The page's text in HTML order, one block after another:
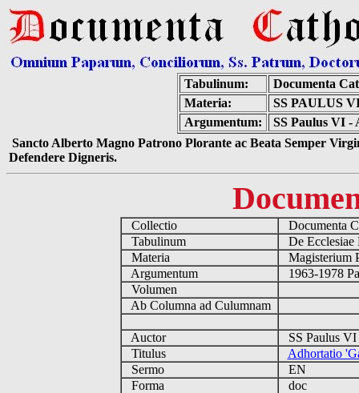
Tabulinum:
Documenta
Materia:
SS PAULUS
Argumentum:
SS Paulus VI -
Sancto Alberto Magno Patrono Plorante ac Beata Semper
Defendere Digneris.
Collectio
Documenta
Tabulinum
De
Materia
Magisterium
Argumentum
1963-1978
Volumen
Ab Columna ad Culumnam
Auctor
SS Paulus
Titulus
Adhortatio
Sermo
EN
Forma
doc